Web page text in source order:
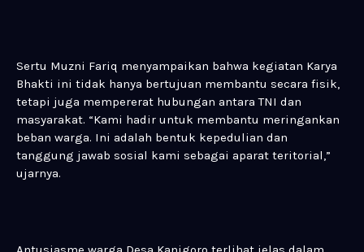
Sertu Muzni Fariq menyampaikan bahwa kegiatan Karya
Bhakti ini tidak hanya bertujuan membantu secara fisik,
tetapi juga mempererat hubungan antara TNI dan
masyarakat. “Kami hadir untuk membantu meringankan
beban warga. Ini adalah bentuk kepedulian dan
tanggung jawab sosial kami sebagai aparat teritorial,”
ujarnya.